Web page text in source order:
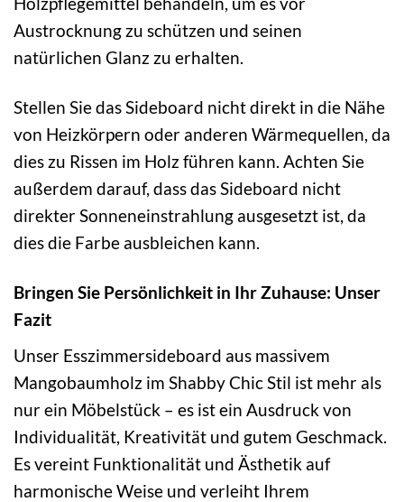
Austrocknung zu schützen und seinen
natürlichen Glanz zu erhalten.
Stellen Sie das Sideboard nicht direkt in die Nähe
von Heizkörpern oder anderen Wärmequellen, da
dies zu Rissen im Holz führen kann. Achten Sie
außerdem darauf, dass das Sideboard nicht
direkter Sonneneinstrahlung ausgesetzt ist, da
dies die Farbe ausbleichen kann.
Bringen Sie Persönlichkeit in Ihr Zuhause: Unser
Fazit
Unser Esszimmersideboard aus massivem
Mangobaumholz im Shabby Chic Stil ist mehr als
nur ein Möbelstück – es ist ein Ausdruck von
Individualität, Kreativität und gutem Geschmack.
Es vereint Funktionalität und Ästhetik auf
harmonische Weise und verleiht Ihrem